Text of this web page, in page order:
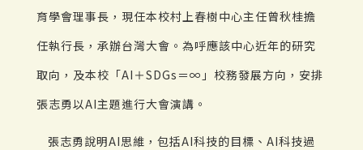
育學會理事長，現任本校村上春樹中心主任曾秋桂擔
任執行長，承辦台灣大會。為呼應該中心近年的研究
取向，及本校「AI＋SDGs＝∞」校務發展方向，安排
張志勇以AI主題進行大會演講。
張志勇說明AI思維，包括AI科技的目標、AI科技過